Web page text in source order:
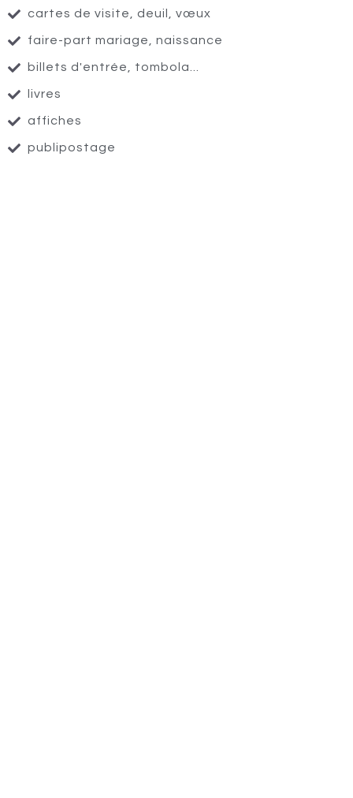
cartes de visite, deuil, vœux
faire-part mariage, naissance
billets d'entrée, tombola...
livres
affiches
publipostage